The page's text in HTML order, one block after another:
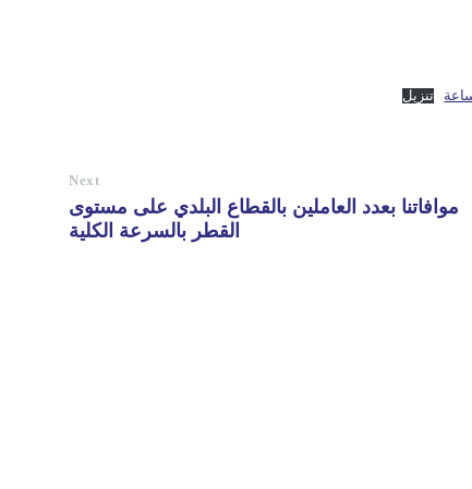
تنزيل
Next
موافاتنا بعدد العاملين بالقطاع البلدي على مستوى
القطر بالسرعة الكلية